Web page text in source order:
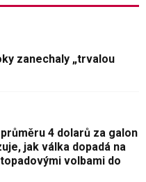
zanechaly „trvalou
4 dolarů za galon
jak válka dopadá na
volbami do